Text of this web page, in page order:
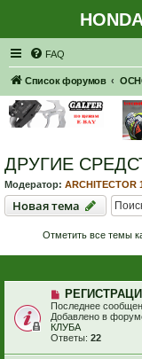
FAQ
Список форумов
ДРУГИЕ
Модератор: ARCHITECTOR
Новая тема
Новаятема
Отметить все темы
Последнее
Добавлено в
КЛУБА
Ответы: 22